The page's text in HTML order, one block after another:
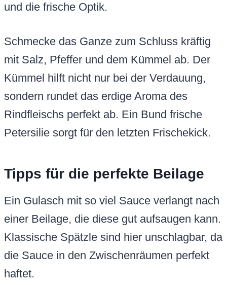
und die frische Optik.
Schmecke das Ganze zum Schluss kräftig
mit Salz, Pfeffer und dem Kümmel ab. Der
Kümmel hilft nicht nur bei der Verdauung,
sondern rundet das erdige Aroma des
Rindfleischs perfekt ab. Ein Bund frische
Petersilie sorgt für den letzten Frischekick.
Tipps für die perfekte Beilage
Ein Gulasch mit so viel Sauce verlangt nach
einer Beilage, die diese gut aufsaugen kann.
Klassische Spätzle sind hier unschlagbar, da
die Sauce in den Zwischenräumen perfekt
haftet.